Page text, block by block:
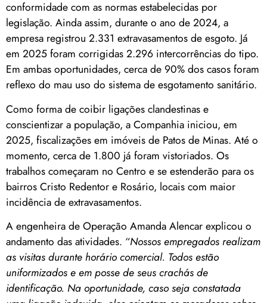
conformidade com as normas estabelecidas por
legislação. Ainda assim, durante o ano de 2024, a
empresa registrou 2.331 extravasamentos de esgoto. Já
em 2025 foram corrigidas 2.296 intercorrências do tipo.
Em ambas oportunidades, cerca de 90% dos casos foram
reflexo do mau uso do sistema de esgotamento sanitário.
Como forma de coibir ligações clandestinas e
conscientizar a população, a Companhia iniciou, em
2025, fiscalizações em imóveis de Patos de Minas. Até o
momento, cerca de 1.800 já foram vistoriados. Os
trabalhos começaram no Centro e se estenderão para os
bairros Cristo Redentor e Rosário, locais com maior
incidência de extravasamentos.
A engenheira de Operação Amanda Alencar explicou o
andamento das atividades. “Nossos empregados realizam
as visitas durante horário comercial. Todos estão
uniformizados e em posse de seus crachás de
identificação. Na oportunidade, caso seja constatada